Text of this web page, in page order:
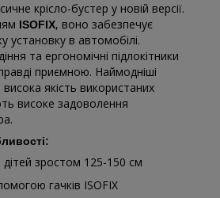
крісло-бустер у новій версії.
ISOFIX, воно забезпечує
установку в автомобілі.
та ергономічні підлокітники
приємною. Наймодніші
якість використаних
високе задоволення
зростом 125-150 см
гачків ISOFIX